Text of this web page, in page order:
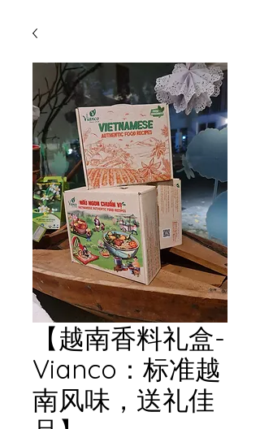
【越南香料礼盒-
Vianco：标准越
南风味，送礼佳